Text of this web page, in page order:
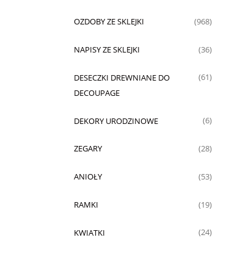
OZDOBY ZE SKLEJKI (968)
NAPISY ZE SKLEJKI (36)
DESECZKI DREWNIANE DO
DECOUPAGE
(61)
DEKORY URODZINOWE (6)
ZEGARY (28)
ANIOŁY (53)
RAMKI (19)
KWIATKI (24)